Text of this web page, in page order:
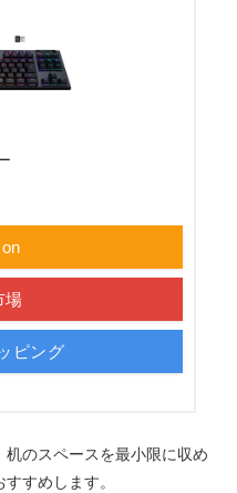
場
ピング
のスペースを最小限に収め
すめします。